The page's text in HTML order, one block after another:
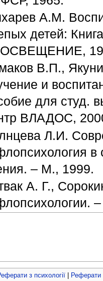
А.М.
детей:
В.П.,
и
для студ.
ВЛАДОС,
Л.И.
– М., 1999.
А. Г.,
з психології|
Реферати